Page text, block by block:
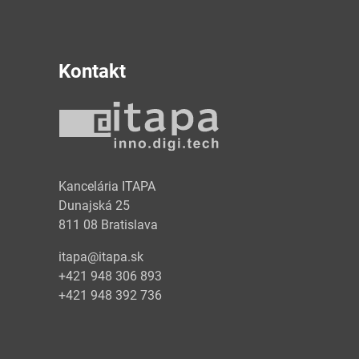
Kontakt
Kancelária ITAPA
Dunajská 25
811 08 Bratislava
itapa@itapa.sk
+421 948 306 893
+421 948 392 736